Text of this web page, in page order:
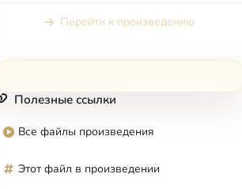
Перейти к произведению
Полезные ссылки
Все файлы произведения
Этот файл в произведении